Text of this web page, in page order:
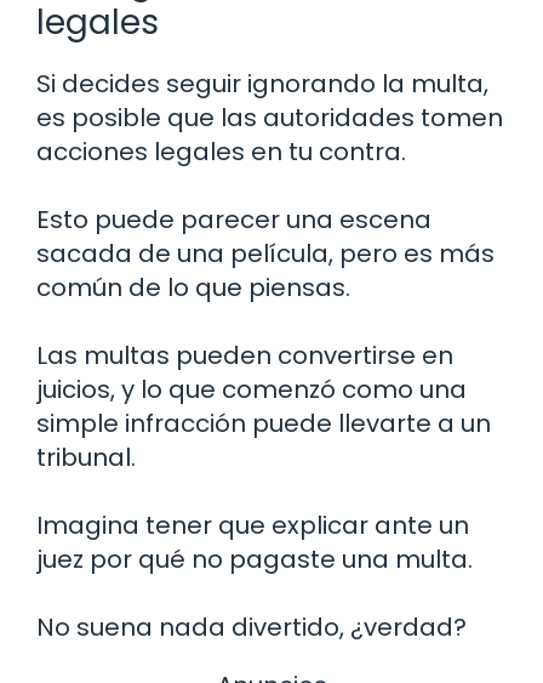
legales
Si decides seguir ignorando la multa,
es posible que las autoridades tomen
acciones legales en tu contra.
Esto puede parecer una escena
sacada de una película, pero es más
común de lo que piensas.
Las multas pueden convertirse en
juicios, y lo que comenzó como una
simple infracción puede llevarte a un
tribunal.
Imagina tener que explicar ante un
juez por qué no pagaste una multa.
No suena nada divertido, ¿verdad?